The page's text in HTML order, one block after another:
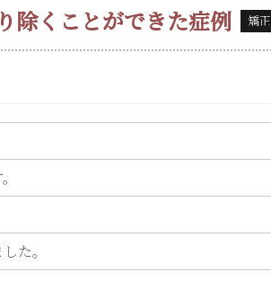
除くことができた症例 矯正
た。